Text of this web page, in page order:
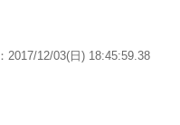
：2017/12/03(日) 18:45:59.38